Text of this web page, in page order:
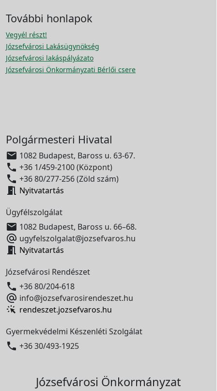
További honlapok
Vegyél részt!
Józsefvárosi Lakásügynökség
Józsefvárosi lakáspályázato
Józsefvárosi Önkormányzati Bérlői csere
Polgármesteri Hivatal
 1082 Budapest, Baross u. 63-67.
 +36 1/459-2100 (Központ)
 +36 80/277-256 (Zöld szám)
 Nyitvatartás
Ügyfélszolgálat
 1082 Budapest, Baross u. 66–68.
 ugyfelszolgalat@jozsefvaros.hu
 Nyitvatartás
Józsefvárosi Rendészet
 +36 80/204-618
 info@jozsefvarosirendeszet.hu
rendeszet.jozsefvaros.hu
Gyermekvédelmi Készenléti Szolgálat
 +36 30/493-1925
Józsefvárosi Önkormányzat